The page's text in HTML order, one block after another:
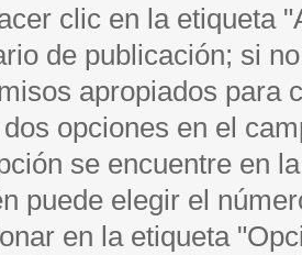
clic en la etiqueta
de publicación; si
apropiados para
opciones en el
se encuentre en
puede elegir el
en la etiqueta